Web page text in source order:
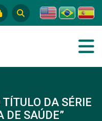
DA SÉRIE
DE SAÚDE”